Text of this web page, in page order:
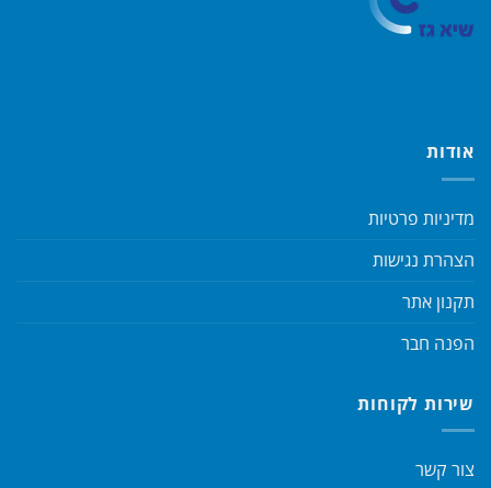
אודות
מדיניות פרטיות
הצהרת נגישות
תקנון אתר
הפנה חבר
שירות לקוחות
צור קשר